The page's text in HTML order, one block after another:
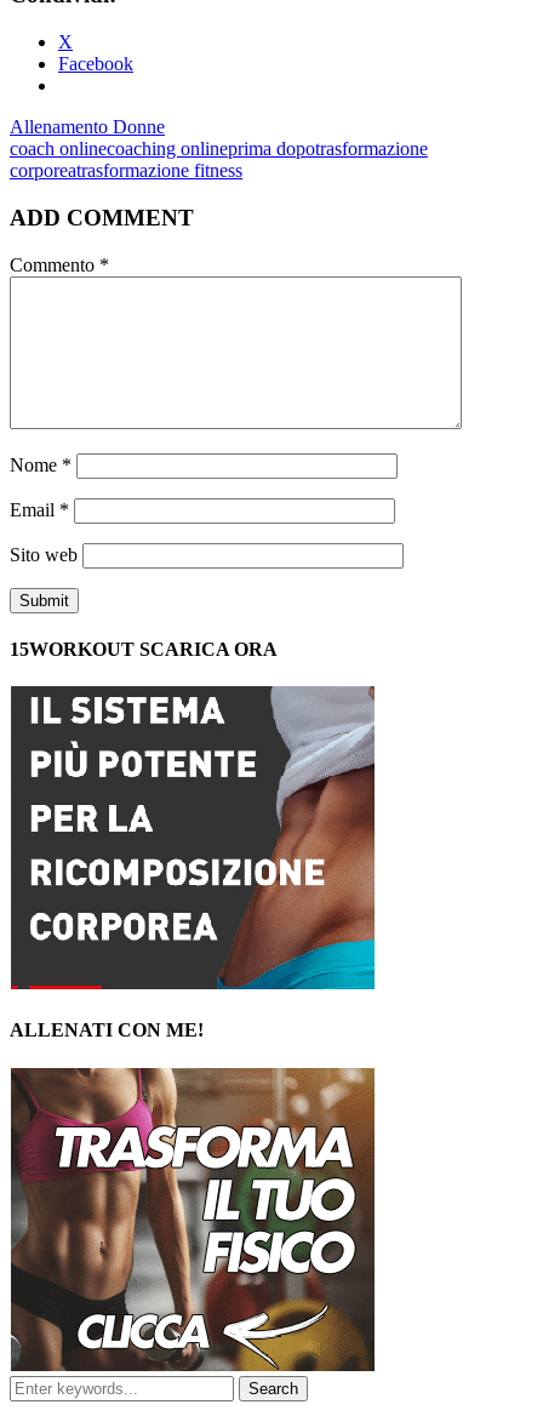
X
Facebook
Allenamento Donne
coach onlinecoaching onlineprima dopotrasformazione
corporeatrasformazione fitness
ADD COMMENT
Commento *
Nome *
Email *
Sito web
15WORKOUT SCARICA ORA
ALLENATI CON ME!